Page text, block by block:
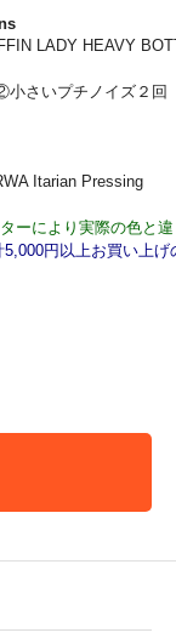
LADY HEAVY
小さいプチノイズ２回
Itarian Pressing
ーにより実際の色と
5,000円以上お買い上